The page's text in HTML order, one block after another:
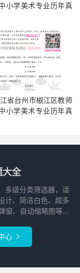
小学美术专业历年真
省台州市椒江区教师
小学美术专业历年真
大全
多级分类筛选器，适
计、简洁白色、超多
窗、自动缩略图等...
心 